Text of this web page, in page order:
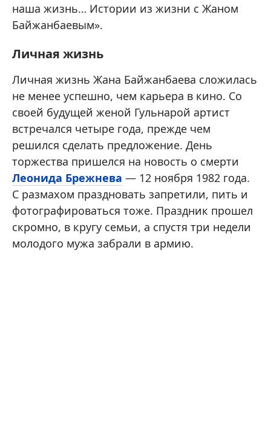
наша жизнь… Истории из жизни с Жаном
Байжанбаевым».
Личная жизнь
Личная жизнь Жана Байжанбаева сложилась
не менее успешно, чем карьера в кино. Со
своей будущей женой Гульнарой артист
встречался четыре года, прежде чем
решился сделать предложение. День
торжества пришелся на новость о смерти
Леонида Брежнева — 12 ноября 1982 года.
С размахом праздновать запретили, пить и
фотографироваться тоже. Праздник прошел
скромно, в кругу семьи, а спустя три недели
молодого мужа забрали в армию.